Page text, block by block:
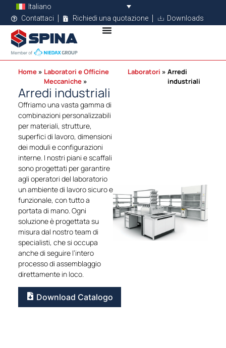
Italiano
Contattaci
Richiedi una quotazione Downloads
Home
Laboratori e Officine
Meccaniche
Laboratori
Arredi
industriali
Arredi industriali
Offriamo una vasta gamma di
combinazioni personalizzabili
per materiali, strutture,
superfici di lavoro, dimensioni
dei moduli e configurazioni
interne. I nostri piani e scaffali
sono progettati per garantire
agli operatori del laboratorio
un ambiente di lavoro sicuro e
funzionale, con tutto a
portata di mano. Ogni
soluzione è progettata su
misura dal nostro team di
specialisti, che si occupa
anche di seguire l’intero
processo di assemblaggio
direttamente in loco.
Download Catalogo